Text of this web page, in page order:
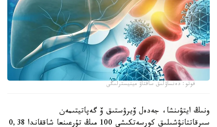
فوتو: دەنساۋلىق ساقتاۋ مينيسترلىگى
ونىڭ ايتۋىنشا، جەدەل ۆيرۋستىق ۆ گەپاتيتىمەن
سىرقاتتانۋشىلىق كورسەتكىشى 100 مىڭ تۇرعىنعا شاققاندا 0,38